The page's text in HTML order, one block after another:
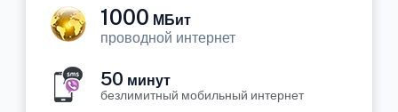
1000 МБит
проводной интернет
50 минут
безлимитный мобильный интернет